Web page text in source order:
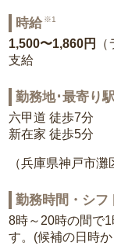
時給 ※1
1,500〜1,860円
支給
勤務地･最寄り
六甲道 徒歩7分
新在家 徒歩5分
（兵庫県神戸市灘
勤務時間・シフ
8時～20時の間で
す。(候補の日時